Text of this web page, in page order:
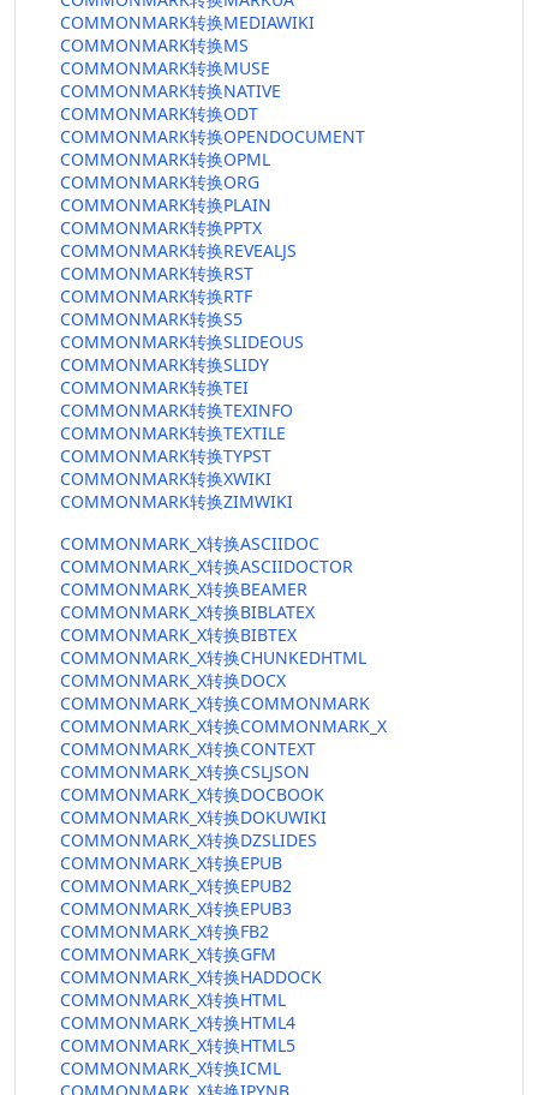
COMMONMARK转换MEDIAWIKI
COMMONMARK转换MS
COMMONMARK转换MUSE
COMMONMARK转换NATIVE
COMMONMARK转换ODT
COMMONMARK转换OPENDOCUMENT
COMMONMARK转换OPML
COMMONMARK转换ORG
COMMONMARK转换PLAIN
COMMONMARK转换PPTX
COMMONMARK转换REVEALJS
COMMONMARK转换RST
COMMONMARK转换RTF
COMMONMARK转换S5
COMMONMARK转换SLIDEOUS
COMMONMARK转换SLIDY
COMMONMARK转换TEI
COMMONMARK转换TEXINFO
COMMONMARK转换TEXTILE
COMMONMARK转换TYPST
COMMONMARK转换XWIKI
COMMONMARK转换ZIMWIKI
COMMONMARK_X转换ASCIIDOC
COMMONMARK_X转换ASCIIDOCTOR
COMMONMARK_X转换BEAMER
COMMONMARK_X转换BIBLATEX
COMMONMARK_X转换BIBTEX
COMMONMARK_X转换CHUNKEDHTML
COMMONMARK_X转换DOCX
COMMONMARK_X转换COMMONMARK
COMMONMARK_X转换COMMONMARK_X
COMMONMARK_X转换CONTEXT
COMMONMARK_X转换CSLJSON
COMMONMARK_X转换DOCBOOK
COMMONMARK_X转换DOKUWIKI
COMMONMARK_X转换DZSLIDES
COMMONMARK_X转换EPUB
COMMONMARK_X转换EPUB2
COMMONMARK_X转换EPUB3
COMMONMARK_X转换FB2
COMMONMARK_X转换GFM
COMMONMARK_X转换HADDOCK
COMMONMARK_X转换HTML
COMMONMARK_X转换HTML4
COMMONMARK_X转换HTML5
COMMONMARK_X转换ICML